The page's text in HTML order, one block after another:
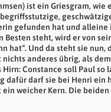
ist ein Griesgram,
gefunden hat und
Besten steht, wird er von
hat“. Und da steht sie
anderes übrig, als
Constance soll Paul
dafür darf sie bei Henri
weicher Kern. Die